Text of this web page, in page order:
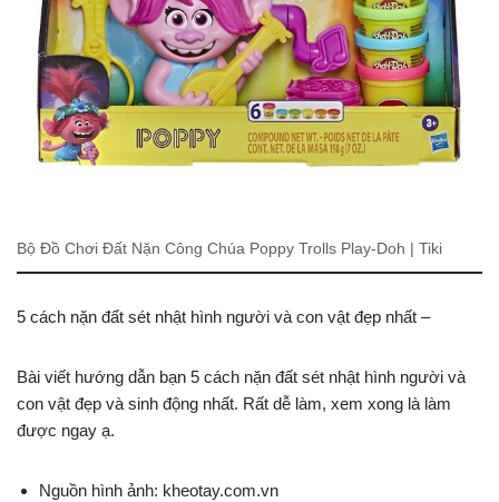
Bộ Đồ Chơi Đất Nặn Công Chúa Poppy Trolls Play-Doh | Tiki
5 cách nặn đất sét nhật hình người và con vật đẹp nhất –
Bài viết hướng dẫn bạn 5 cách nặn đất sét nhật hình người và
con vật đẹp và sinh động nhất. Rất dễ làm, xem xong là làm
được ngay ạ.
Nguồn hình ảnh: kheotay.com.vn